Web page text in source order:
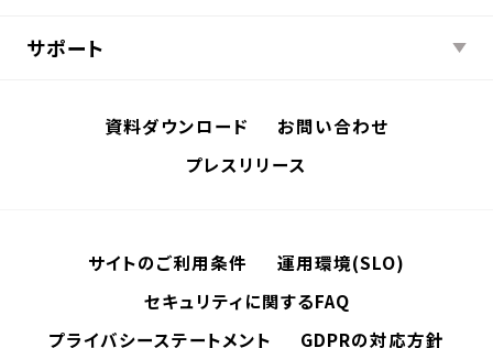
サポート
資料ダウンロード
お問い合わせ
プレスリリース
サイトのご利用条件
運用環境(SLO)
セキュリティに関するFAQ
プライバシーステートメント
GDPRの対応方針